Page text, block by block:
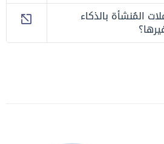
المُنشأة بالذكاء